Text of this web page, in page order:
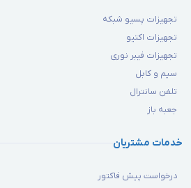
تجهیزات پسیو شبکه
تجهیزات اکتیو
تجهیزات فیبر نوری
سیم و کابل
تلفن سانترال
جعبه باز
خدمات مشتریان
درخواست پیش فاکتور